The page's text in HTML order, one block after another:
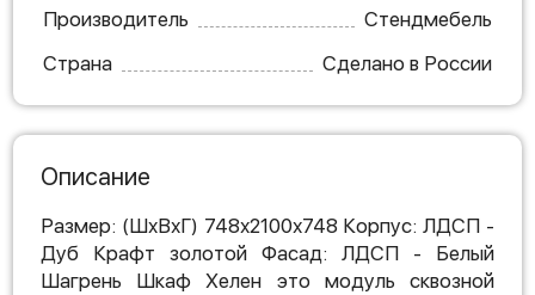
Производитель
Стендмебель
Страна
Сделано в России
Описание
Размер: (ШхВхГ) 748х2100х748 Корпус: ЛДСП -
Дуб Крафт золотой Фасад: ЛДСП - Белый
Шагрень Шкаф Хелен это модуль сквозной